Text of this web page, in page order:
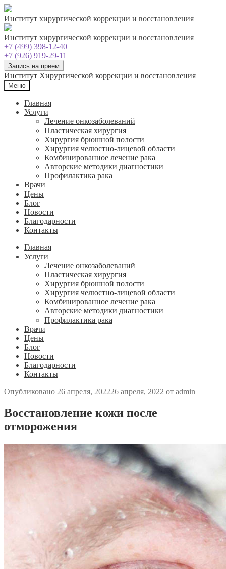
Институт хирургической коррекции и восстановления
Институт хирургической коррекции и восстановления
+7 (499) 398-12-40
+7 (926) 919-29-11
Запись на прием
Перейти
к
навигации
Перейти
к
содержимому
Институт Хирургической коррекции и восстановления
Меню
Главная
Услуги
Лечение онкозаболеваний
Пластическая хирургия
Хирургия брюшной полости
Хирургия челюстно-лицевой области
Комбинированное лечение рака
Авторские методики диагностики
Профилактика рака
Врачи
Цены
Блог
Новости
Благодарности
Контакты
Главная
Услуги
Лечение онкозаболеваний
Пластическая хирургия
Хирургия брюшной полости
Хирургия челюстно-лицевой области
Комбинированное лечение рака
Авторские методики диагностики
Профилактика рака
Врачи
Цены
Блог
Новости
Благодарности
Контакты
Опубликовано 26 апреля, 202226 апреля, 2022 от admin
Восстановление кожи после
отморожения